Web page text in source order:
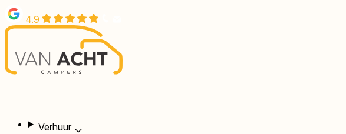
Overslaan
en
naar
inhoud
gaan
4.9
Verhuur